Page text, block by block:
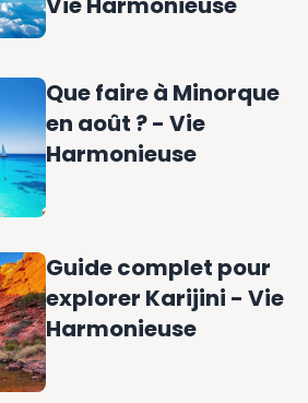
Que faire à Minorque
en août ? - Vie
Harmonieuse
Guide complet pour
explorer Karijini - Vie
Harmonieuse